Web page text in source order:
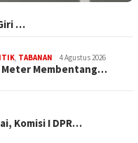
…
, TABANAN 4 Agustus 2026
Meter Membentang…
Komisi I DPR…